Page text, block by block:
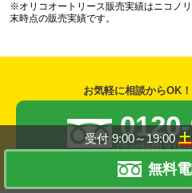
※オリコオートリース販売実績はニコノ
末時点の販売実績です。
お気軽に相談からOK
(受付時間 9:00
受付 9:00～19:00
無料